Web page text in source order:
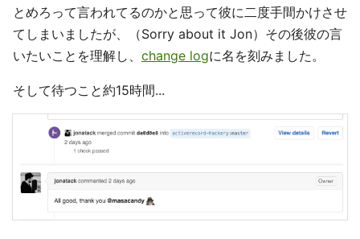
とめろって言われてるのかと思って彼に二度手間かけさせ
てしまいましたが、（Sorry about it Jon）その後彼の言
いたいことを理解し、 change logに名を刻みました。
そして待つこと約15時間...